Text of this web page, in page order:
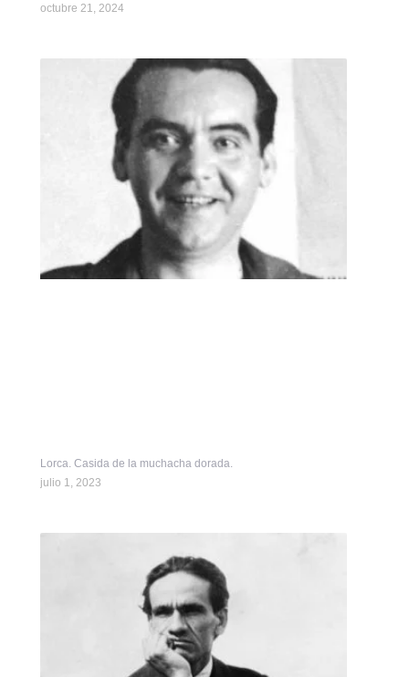
octubre 21, 2024
Lorca. Casida de la muchacha dorada.
julio 1, 2023